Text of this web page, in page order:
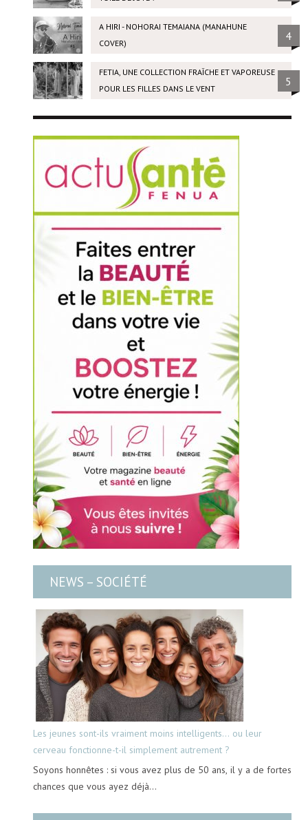
A HIRI - NOHORAI TEMAIANA (MANAHUNE
COVER)
4
FETIA, UNE COLLECTION FRAÎCHE ET VAPOREUSE
POUR LES FILLES DANS LE VENT
5
NEWS – SOCIÉTÉ
Les jeunes sont-ils vraiment moins intelligents… ou leur
cerveau fonctionne-t-il simplement autrement ?
Soyons honnêtes : si vous avez plus de 50 ans, il y a de fortes
chances que vous ayez déjà…